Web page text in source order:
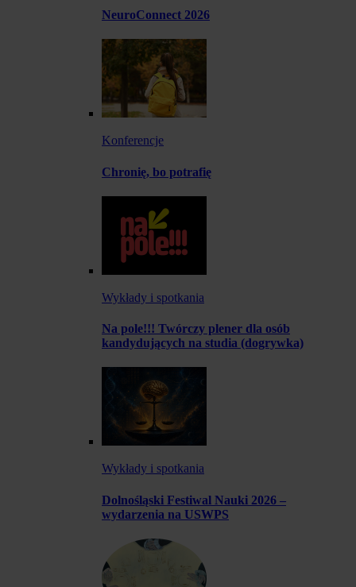
NeuroConnect 2026
Konferencje
Chronię, bo potrafię
Wykłady i spotkania
Na pole!!! Twórczy plener dla osób
kandydujących na studia (dogrywka)
Wykłady i spotkania
Dolnośląski Festiwal Nauki 2026 –
wydarzenia na USWPS